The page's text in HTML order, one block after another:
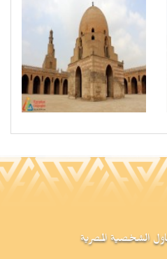
الشخصية المصرية